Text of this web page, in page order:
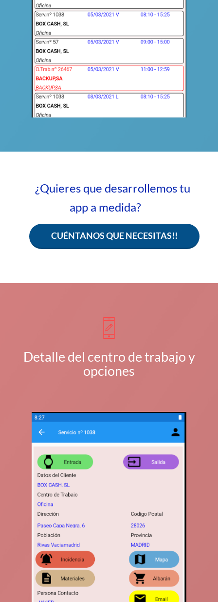
¿Quieres que desarrollemos tu
app a medida?
CUÉNTANOS QUE NECESITAS!!
Detalle del centro de trabajo y
opciones